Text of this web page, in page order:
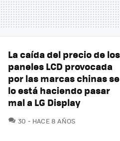
La caída del precio de los
paneles LCD provocada
por las marcas chinas se
lo está haciendo pasar
mal a LG Display
30 COMENTARIOS
HACE 8 AÑOS